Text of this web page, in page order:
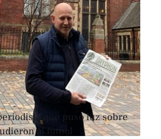
que puso luz sobre
al fútbol